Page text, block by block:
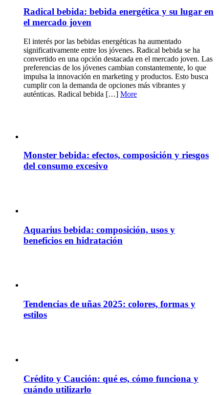
Radical bebida: bebida energética y su lugar en
el mercado joven
El interés por las bebidas energéticas ha aumentado
significativamente entre los jóvenes. Radical bebida se ha
convertido en una opción destacada en el mercado joven. Las
preferencias de los jóvenes cambian constantemente, lo que
impulsa la innovación en marketing y productos. Esto busca
cumplir con la demanda de opciones más vibrantes y
auténticas. Radical bebida […] More
Monster bebida: efectos, composición y riesgos
del consumo excesivo
Aquarius bebida: composición, usos y
beneficios en hidratación
Tendencias de uñas 2025: colores, formas y
estilos
Crédito y Caución: qué es, cómo funciona y
cuándo utilizarlo